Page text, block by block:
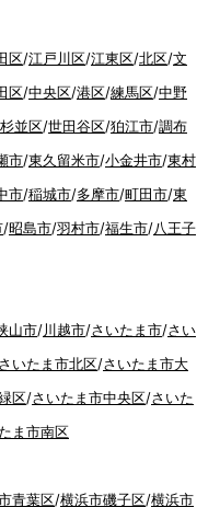
区/江戸川区/江東区/北区/文
区/中央区/港区/練馬区/中野
杉並区/世田谷区/狛江市/調布
市/東久留米市/小金井市/東村
市/稲城市/多摩市/町田市/東
/昭島市/羽村市/福生市/八王子
山市/川越市/さいたま市/さい
さいたま市北区/さいたま市大
区/さいたま市中央区/さいた
ま市南区
青葉区/横浜市磯子区/横浜市